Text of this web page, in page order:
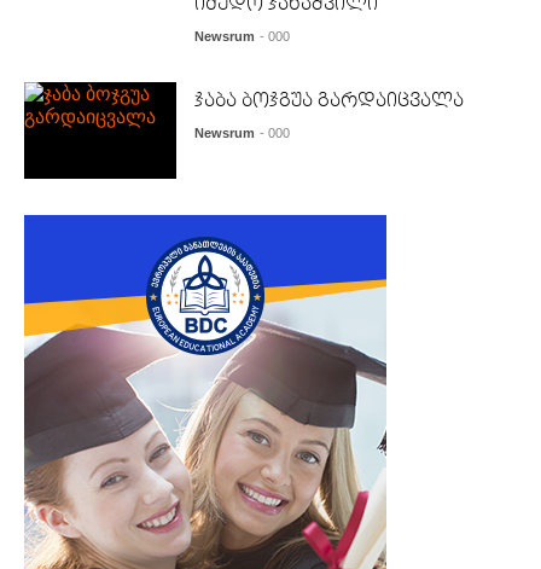
Newsrum - 000
ჯაბა ბოჯგუა გარდაიცვალა
Newsrum - 000